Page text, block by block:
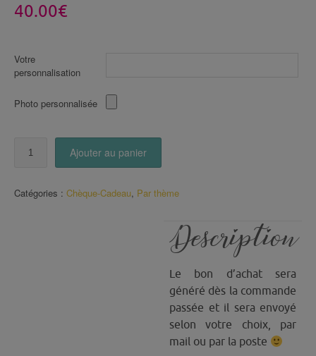
40.00€
Votre
personnalisation
Photo personnalisée
40
Ajouter au panier
Catégories : Chèque-Cadeau, Par thème
Description
Le bon d’achat sera
généré dès la commande
passée et il sera envoyé
selon votre choix, par
mail ou par la poste